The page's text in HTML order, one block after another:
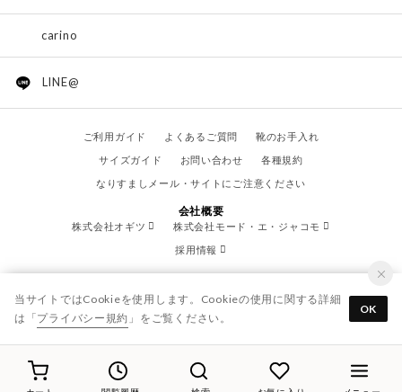
carino
LINE@
ご利用ガイド よくあるご質問
靴のお手入れ
サイズガイド
お問い合わせ
各種規約
なりすましメール・サイトにご注意ください
会社概要
株式会社オギツ
株式会社モード・エ・ジャコモ
採用情報
© OGITSU CO.,LTD. / All Right Reserved.
当サイトではCookieを使用します。Cookieの使用に関する詳細
は「プライバシー規約 」をご覧ください。
OK